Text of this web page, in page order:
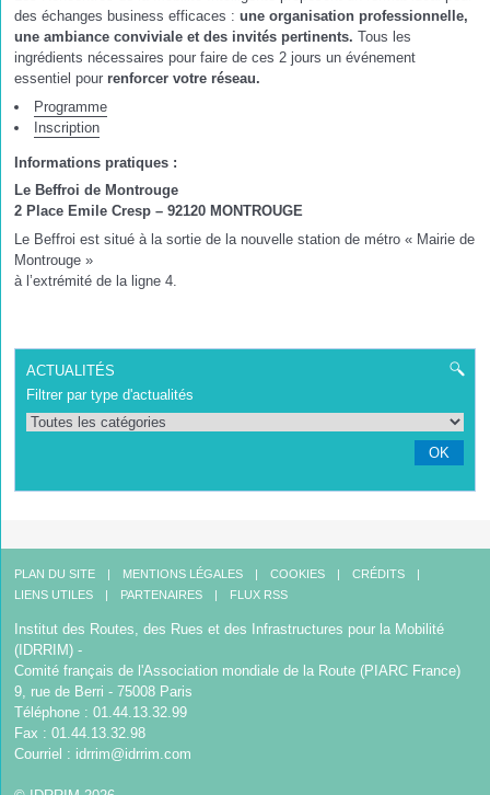
des échanges business efficaces : une organisation professionnelle,
une ambiance conviviale et des invités pertinents. Tous les
ingrédients nécessaires pour faire de ces 2 jours un événement
essentiel pour renforcer votre réseau.
Programme
Inscription
Informations pratiques :
Le Beffroi de Montrouge
2 Place Emile Cresp – 92120 MONTROUGE
Le Beffroi est situé à la sortie de la nouvelle station de métro « Mairie de
Montrouge »
à l’extrémité de la ligne 4.
ACTUALITÉS
Filtrer par type d'actualités
OK
PLAN DU SITE MENTIONS LÉGALES COOKIES
CRÉDITS
LIENS UTILES
PARTENAIRES FLUX RSS
Institut des Routes, des Rues et des Infrastructures pour la Mobilité
(IDRRIM) -
Comité français de l'Association mondiale de la Route (PIARC France)
9, rue de Berri - 75008 Paris
Téléphone : 01.44.13.32.99
Fax : 01.44.13.32.98
Courriel : idrrim@idrrim.com